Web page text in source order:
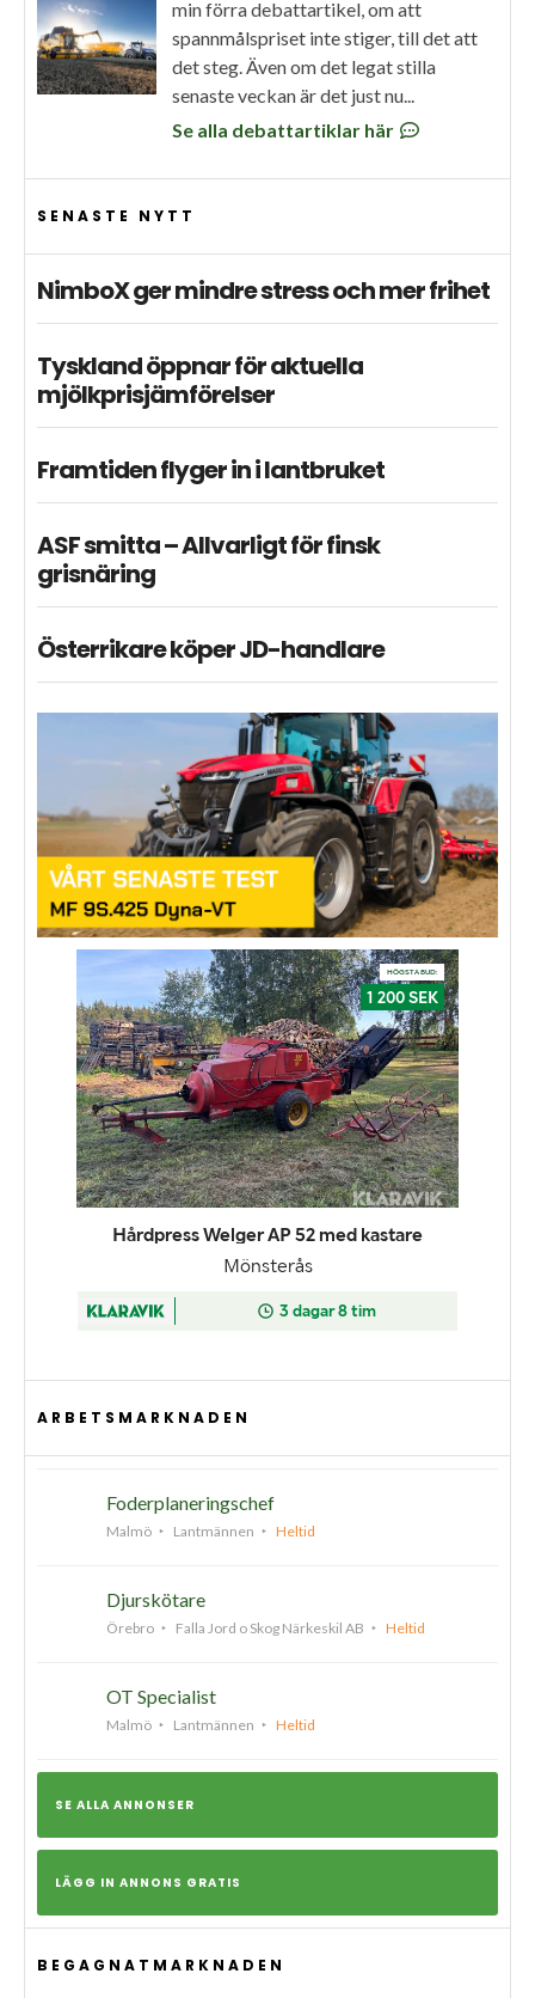
min förra debattartikel, om att
spannmålspriset inte stiger, till det att
det steg. Även om det legat stilla
senaste veckan är det just nu...
Se alla debattartiklar här
SENASTE NYTT
NimboX ger mindre stress och mer frihet
Tyskland öppnar för aktuella
mjölkprisjämförelser
Framtiden flyger in i lantbruket
ASF smitta – Allvarligt för finsk
grisnäring
Österrikare köper JD-handlare
ARBETSMARKNADEN
Foderplaneringschef
Malmö Lantmännen Heltid
Djurskötare
Örebro Falla Jord o Skog Närkeskil AB Heltid
OT Specialist
Malmö Lantmännen Heltid
SE ALLA ANNONSER
LÄGG IN ANNONS GRATIS
BEGAGNATMARKNADEN